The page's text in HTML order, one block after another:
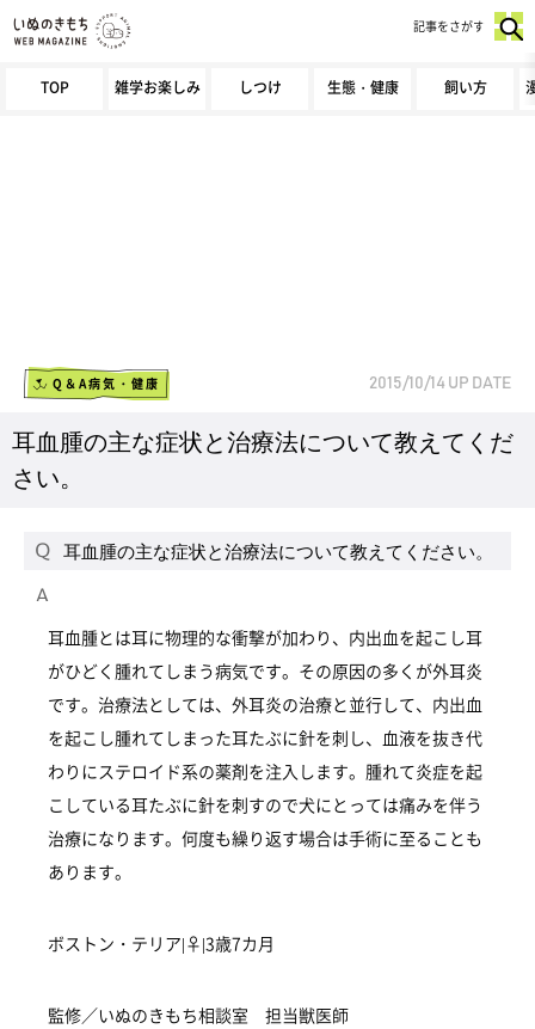
TOP 雑学お楽しみ しつけ 生態・健康 飼い方
記事をさがす
Q＆A病気・健康 2015/10/14 UP DATE
耳血腫の主な症状と治療法について教えてくだ
さい。
耳血腫の主な症状と治療法について教えてください。
耳血腫とは耳に物理的な衝撃が加わり、内出血を起こし耳
がひどく腫れてしまう病気です。その原因の多くが外耳炎
です。治療法としては、外耳炎の治療と並行して、内出血
を起こし腫れてしまった耳たぶに針を刺し、血液を抜き代
わりにステロイド系の薬剤を注入します。腫れて炎症を起
こしている耳たぶに針を刺すので犬にとっては痛みを伴う
治療になります。何度も繰り返す場合は手術に至ることも
あります。
ボストン・テリア|♀|3歳7カ月
監修／いぬのきもち相談室 担当獣医師